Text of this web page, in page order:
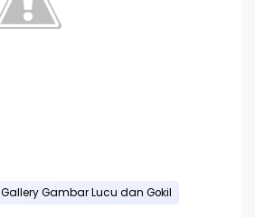
Gallery Gambar Lucu dan Gokil